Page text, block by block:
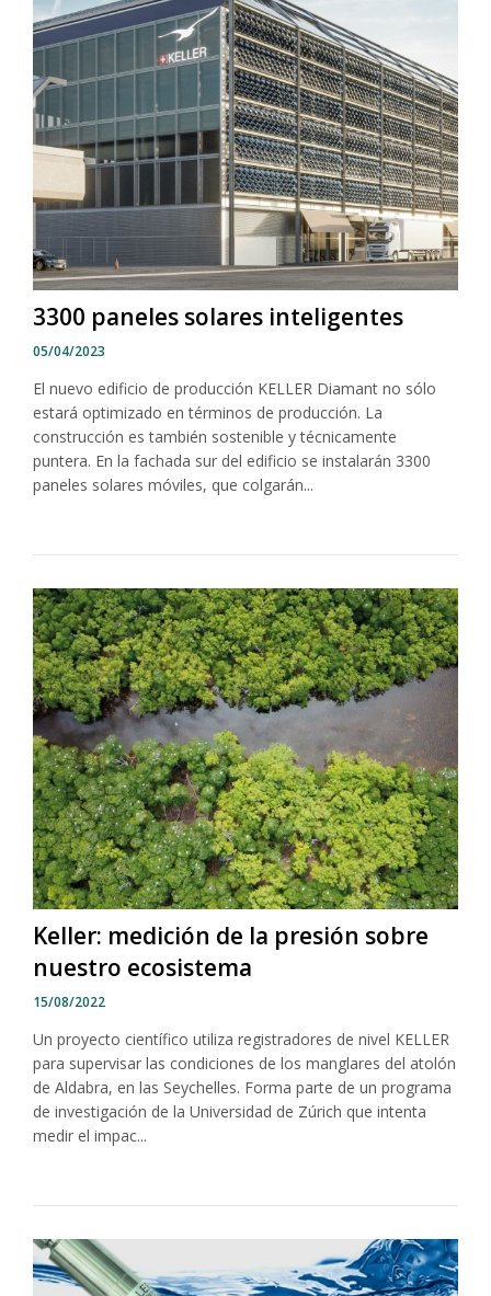
3300 paneles solares inteligentes
05/04/2023
El nuevo edificio de producción KELLER Diamant no sólo
estará optimizado en términos de producción. La
construcción es también sostenible y técnicamente
puntera. En la fachada sur del edificio se instalarán 3300
paneles solares móviles, que colgarán...
Keller: medición de la presión sobre
nuestro ecosistema
15/08/2022
Un proyecto científico utiliza registradores de nivel KELLER
para supervisar las condiciones de los manglares del atolón
de Aldabra, en las Seychelles. Forma parte de un programa
de investigación de la Universidad de Zúrich que intenta
medir el impac...